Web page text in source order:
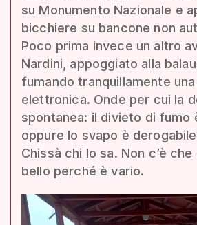
su Monumento Nazionale e
bicchiere su bancone non
Poco prima invece un altro
Nardini, appoggiato alla
fumando tranquillamente
elettronica. Onde per cui la
spontanea: il divieto di fumo
oppure lo svapo è
Chissà chi lo sa. Non c’è
bello perché è vario.